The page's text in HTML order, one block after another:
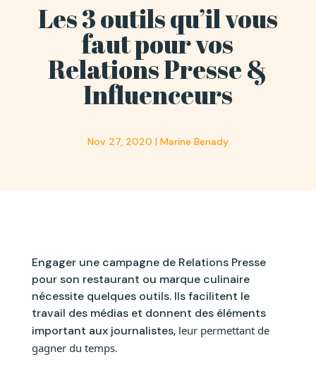
Les 3 outils qu’il vous
faut pour vos
Relations Presse &
Influenceurs
Nov 27, 2020 | Marine Benady
Engager une campagne de Relations Presse
pour son restaurant ou marque culinaire
nécessite quelques outils. Ils facilitent le
travail des médias et donnent des éléments
important aux journalistes, leur permettant de
gagner du temps.